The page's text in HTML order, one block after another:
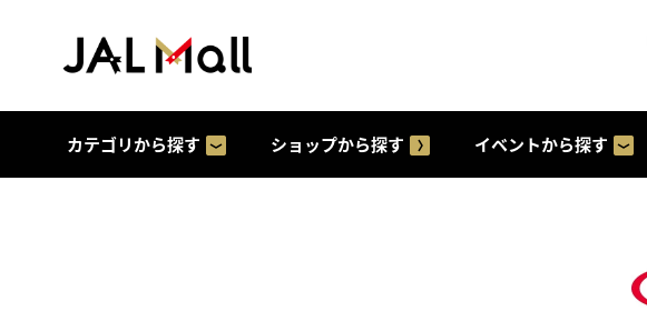
カテゴリから探す ショップから探す イベントから探す